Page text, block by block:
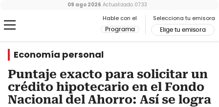
Hable con el
Programa
Selecciona tu emisora
Elige tu emisora
09 ago 2026 Actualizado 07:33
Economía personal
Puntaje exacto para solicitar un
crédito hipotecario en el Fondo
Nacional del Ahorro: Así se logra